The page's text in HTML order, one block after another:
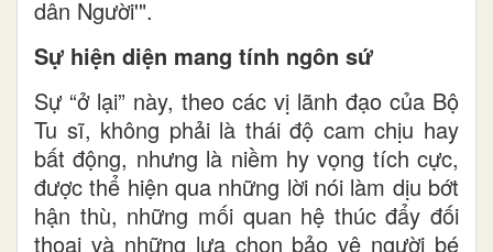
dân Người'".
Sự hiện diện mang tính ngôn sứ
Sự “ở lại” này, theo các vị lãnh đạo của Bộ
Tu sĩ, không phải là thái độ cam chịu hay
bất động, nhưng là niềm hy vọng tích cực,
được thể hiện qua những lời nói làm dịu bớt
hận thù, những mối quan hệ thúc đẩy đối
thoại và những lựa chọn bảo vệ người bé